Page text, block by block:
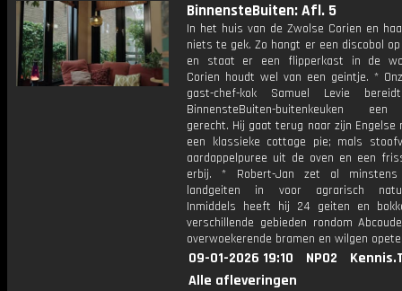
BinnensteBuiten: Afl. 5
In het huis van de Zwolse Corien en
niets te gek. Zo hangt er een discobol
en staat er een flipperkast in de
Corien houdt wel van een geintje. *
gast-chef-kok Samuel Levie
BinnensteBuiten-buitenkeuken
gerecht. Hij gaat terug naar zijn
een klassieke cottage pie; mals
aardappelpuree uit de oven en een
erbij. * Robert-Jan zet al
landgeiten in voor agrarisch
Inmiddels heeft hij 24 geiten en
verschillende gebieden rondom
overwoekerende bramen en wilgen
09-01-2026 19:10 NPO2
Alle afleveringen